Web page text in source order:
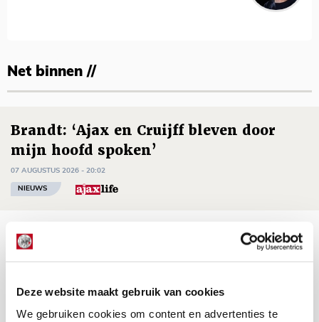
Deze website maakt gebruik van cookies
We gebruiken cookies om content en advertenties te
Net binnen //
Brandt: ‘Ajax en Cruijff bleven door
mijn hoofd spoken’
07 AUGUSTUS 2026 - 20:02
NIEUWS
Míchel geeft blessure-update en
spreekt over Godts, Baas en
07 AUGUSTUS 2026 - 14:13
NIEUWS